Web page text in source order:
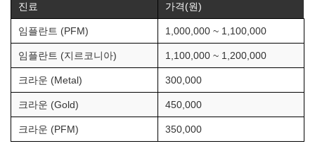
진료 가격(원)
임플란트 (PFM) 1,000,000 ~ 1,100,000
임플란트 (지르코니아) 1,100,000 ~ 1,200,000
크라운 (Metal) 300,000
크라운 (Gold) 450,000
크라운 (PFM) 350,000